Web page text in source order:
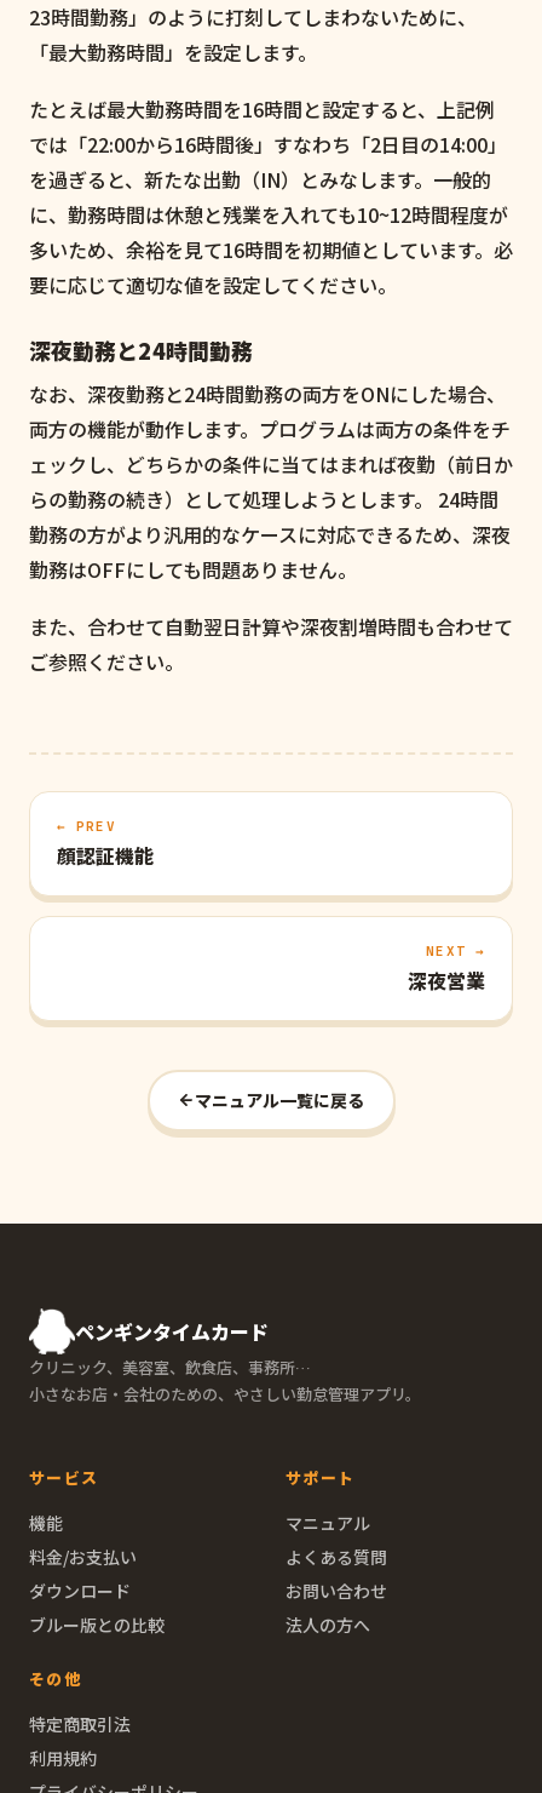
23時間勤務」のように打刻してしまわないために、
「最大勤務時間」を設定します。
たとえば最大勤務時間を16時間と設定すると、上記例
では「22:00から16時間後」すなわち「2日目の14:00」
を過ぎると、新たな出勤（IN）とみなします。一般的
に、勤務時間は休憩と残業を入れても10~12時間程度が
多いため、余裕を見て16時間を初期値としています。必
要に応じて適切な値を設定してください。
深夜勤務と24時間勤務
なお、深夜勤務と24時間勤務の両方をONにした場合、
両方の機能が動作します。プログラムは両方の条件をチ
ェックし、どちらかの条件に当てはまれば夜勤（前日か
らの勤務の続き）として処理しようとします。 24時間
勤務の方がより汎用的なケースに対応できるため、深夜
勤務はOFFにしても問題ありません。
また、合わせて自動翌日計算や深夜割増時間も合わせて
ご参照ください。
← PREV
顔認証機能
NEXT →
深夜営業
マニュアル一覧に戻る
ペンギンタイムカード
クリニック、美容室、飲食店、事務所…
小さなお店・会社のための、やさしい勤怠管理アプリ。
サービス
機能
料金/お支払い
ダウンロード
ブルー版との比較
サポート
マニュアル
よくある質問
お問い合わせ
法人の方へ
その他
特定商取引法
利用規約